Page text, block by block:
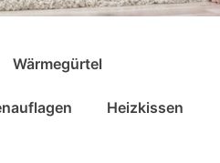
Wärmegürtel
Heizkissen